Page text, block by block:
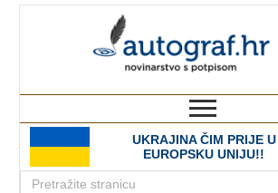
UKRAJINA ČIM PRIJE U
EUROPSKU UNIJU!!